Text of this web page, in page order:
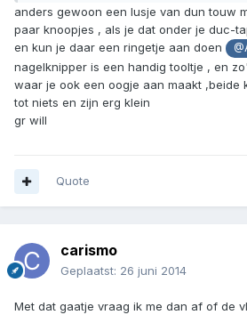
anders gewoon een lusje van dun touw
paar knoopjes , als je dat onder je duc-
en kun je daar een ringetje aan doen
nagelknipper is een handig tooltje , en
waar je ook een oogje aan maakt ,beide
tot niets en zijn erg klein
gr will
Quote
carismo
Geplaatst: 26 juni 2014
Met dat gaatje vraag ik me dan af of de